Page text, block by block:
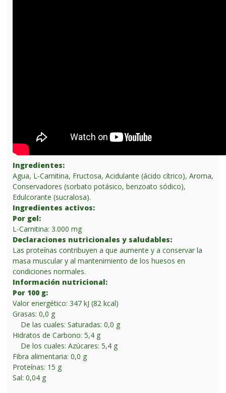
Ingredientes:
Agua, L-Carnitina, Fructosa, Acidulante (ácido cítrico), Aroma,
Conservadores (sorbato potásico, benzoato sódico),
Edulcorante (sucralosa).
Ingredientes activos:
Por gel:
L-Carnitina: 3.000 mg
Declaraciones nutricionales y saludables:
Las proteínas contribuyen a que aumente y a conservar la
masa muscular y al mantenimiento de los huesos en
condiciones normales.
Información nutricional:
Por 100 g:
Valor energético: 347 kJ (82 kcal)
Grasas: 0,0 g
De las cuales: Saturadas: 0,0 g
Hidratos de Carbono: 5,4 g
De los cuales: Azúcares: 5,4 g
Fibra alimentaria: 0,0 g
Proteínas: 15 g
Sal: 0,04 g